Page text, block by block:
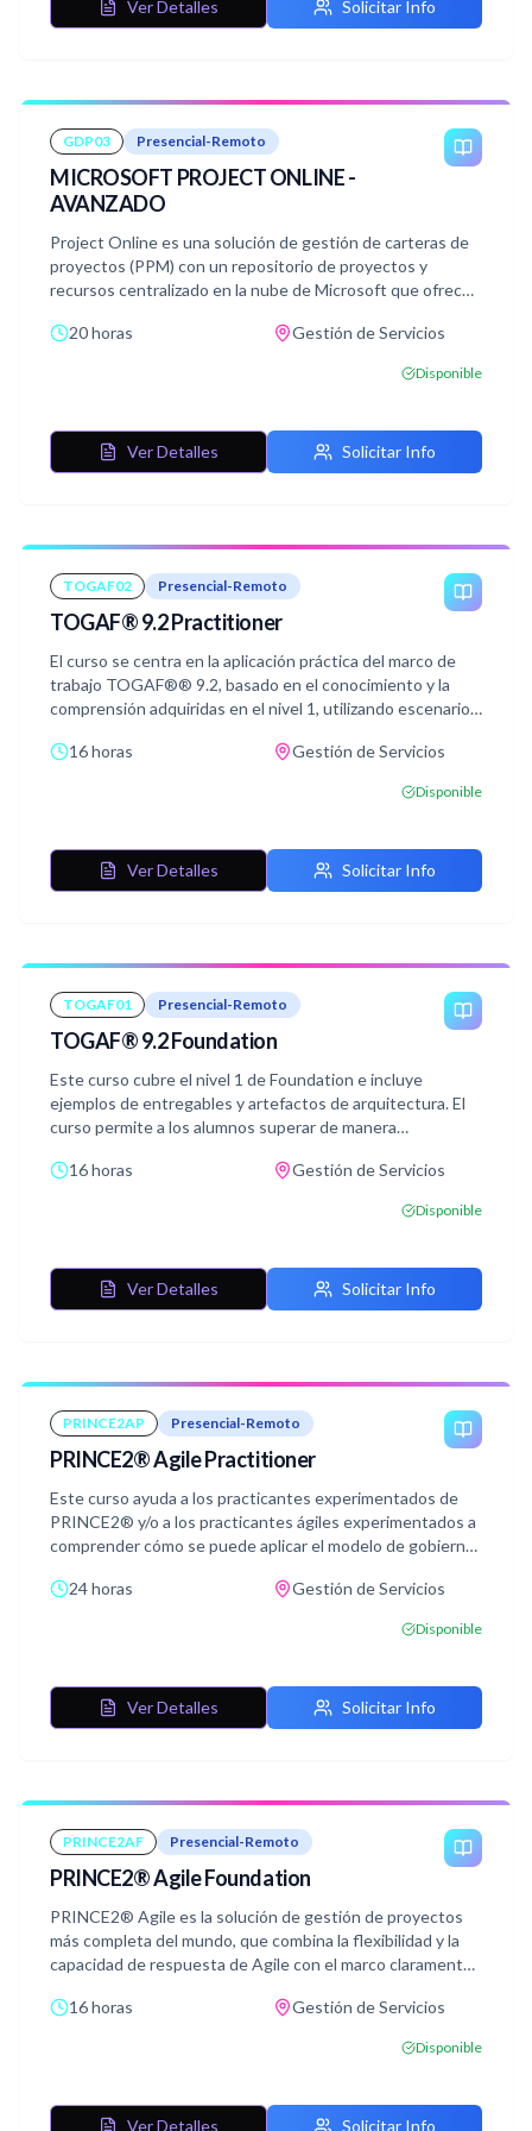
Ver Detalles Solicitar Info
GDP03 Presencial-Remoto
MICROSOFT PROJECT ONLINE -
AVANZADO
Project Online es una solución de gestión de carteras de
proyectos (PPM) con un repositorio de proyectos y
recursos centralizado en la nube de Microsoft que ofrece
documental, de problemas, riesgos y entregables,
trabajo y fácil integración con otras herramientas de
El curso presenta las principales funcionalidades de la
herramienta de gestión de proyectos Microsoft Project
escritorio diferenciales respecto al modo de trabajo con
Project Professional o Standard.
20 horas Gestión de Servicios
Disponible
Ver Detalles Solicitar Info
TOGAF02 Presencial-Remoto
TOGAF® 9.2 Practitioner
El curso se centra en la aplicación práctica del marco de
trabajo TOGAF®® 9.2, basado en el conocimiento y la
comprensión adquiridas en el nivel 1, utilizando escenarios
El curso permite a los alumnos superar de manera
conocida como TOGAF® 9 Certified, cuyo objetivo es
conocimiento adquirido
16 horas Gestión de Servicios
Disponible
Ver Detalles Solicitar Info
TOGAF01 Presencial-Remoto
TOGAF® 9.2 Foundation
Este curso cubre el nivel 1 de Foundation e incluye
ejemplos de entregables y artefactos de arquitectura. El
curso permite a los alumnos superar de manera
TOGAF® 9 Foundation. La certificación valida que el
estructura y conceptos básicos de TOGAF® 9, y
Empresarial y TOGAF®.
16 horas Gestión de Servicios
Disponible
Ver Detalles Solicitar Info
PRINCE2AP Presencial-Remoto
PRINCE2® Agile Practitioner
Este curso ayuda a los practicantes experimentados de
PRINCE2® y/o a los practicantes ágiles experimentados a
comprender cómo se puede aplicar el modelo de gobierno
PRINCE2® desarrollan controles de gestión para el
experimentados comprenden los requisitos de gobierno
de PRINCE2®
24 horas Gestión de Servicios
Disponible
Ver Detalles Solicitar Info
PRINCE2AF Presencial-Remoto
PRINCE2® Agile Foundation
PRINCE2® Agile es la solución de gestión de proyectos
más completa del mundo, que combina la flexibilidad y la
capacidad de respuesta de Agile con el marco claramente
prácticas muestra cómo esta compatibilidad puede ser
PRINCE2® como Agile, equipándolas con las habilidades y
que cumplan con los requisitos de los clientes en los
16 horas Gestión de Servicios
Disponible
Ver Detalles Solicitar Info